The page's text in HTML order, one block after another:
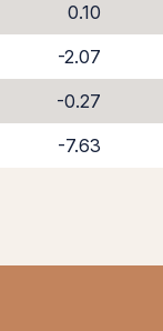
0.10
-2.07
-0.27
-7.63